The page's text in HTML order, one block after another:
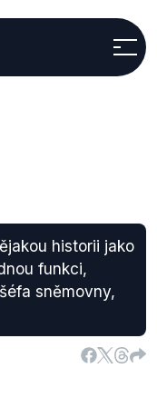
historii jako
funkci,
sněmovny,